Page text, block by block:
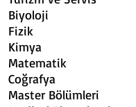
Master Bölümleri